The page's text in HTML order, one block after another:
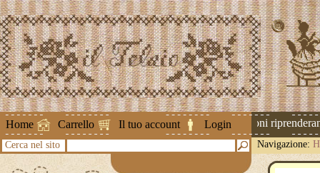
Home Carrello Il tuo account Login
Attenzione ! Le spedizioni
Cerca nel sito Navigazione: